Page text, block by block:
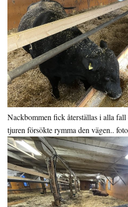
Nackbommen fick återställas i alla
tjuren försökte rymma den vägen..